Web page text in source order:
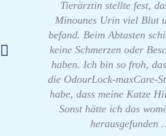
Tierärztin stellte fest,
Minounes Urin viel Blut
befand. Beim Abtasten
keine Schmerzen oder
haben. Ich bin so froh,
die OdourLock-maxCare-
habe, dass meine Katze
Sonst hätte ich das
herausgefunden